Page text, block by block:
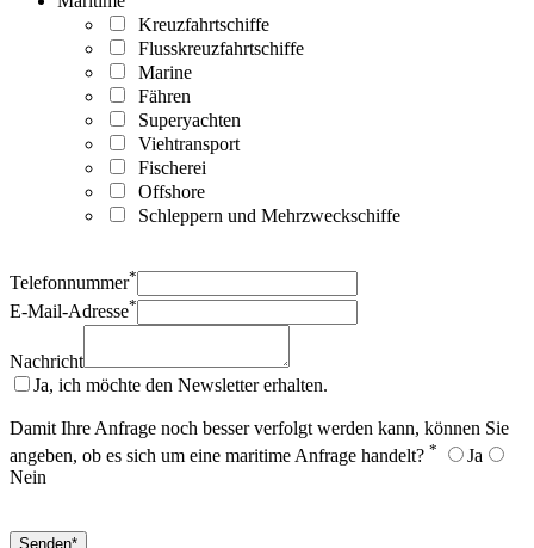
Kreuzfahrtschiffe
Flusskreuzfahrtschiffe
Marine
Fähren
Superyachten
Viehtransport
Fischerei
Offshore
Schleppern und Mehrzweckschiffe
Telefonnummer*
E-Mail-Adresse*
Nachricht
Ja, ich möchte den Newsletter erhalten.
Damit Ihre Anfrage noch besser verfolgt werden kann, können Sie
angeben, ob es sich um eine maritime Anfrage handelt? *
Ja
Nein